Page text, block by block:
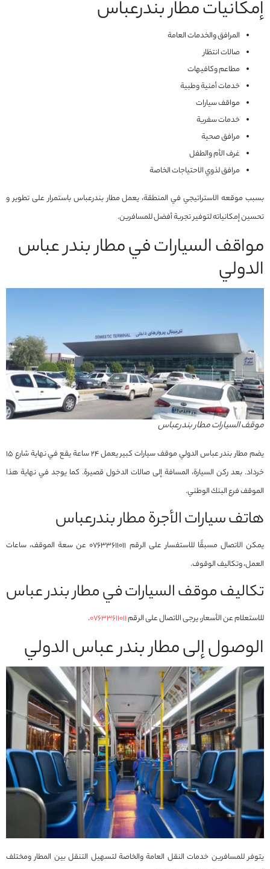
إمكانيات مطار بندرعباس
المرافق والخدمات العامة
صالات انتظار
مطاعم وكافيهات
خدمات أمنية وطبية
مواقف سيارات
خدمات سفرية
مرافق صحية
غرف الأم والطفل
مرافق لذوي الاحتياجات الخاصة
بسبب موقعه الاستراتيجي في المنطقة، يعمل مطار بندرعباس باستمرار على تطوير و
تحسين إمكانياته لتوفير تجربة أفضل للمسافرين.
مواقف السيارات في مطار بندر عباس
الدولي
موقف السيارات مطار بندرعباس
يضم مطار بندر عباس الدولي موقف سيارات كبير يعمل 24 ساعة يقع في نهاية شارع 15
خرداد. بعد ركن السيارة، المسافة إلى صالات الدخول قصيرة. كما يوجد في نهاية هذا
الموقف فرع البنك الوطني.
هاتف سيارات الأجرة مطار بندرعباس
يمكن الاتصال مسبقًا للاستفسار على الرقم 07633611011 عن سعة الموقف، ساعات
العمل، وتكاليف الوقوف.
تكاليف موقف السيارات في مطار بندر عباس
للاستعلام عن الأسعار، يرجى الاتصال على الرقم07633611011
.
الوصول إلى مطار بندر عباس الدولي
يتوفر للمسافرين خدمات النقل العامة والخاصة لتسهيل التنقل بين المطار ومختلف